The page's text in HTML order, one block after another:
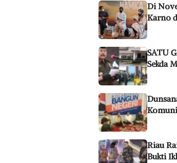
Di
Karno
SATU
Sekda
Riau
Bukti